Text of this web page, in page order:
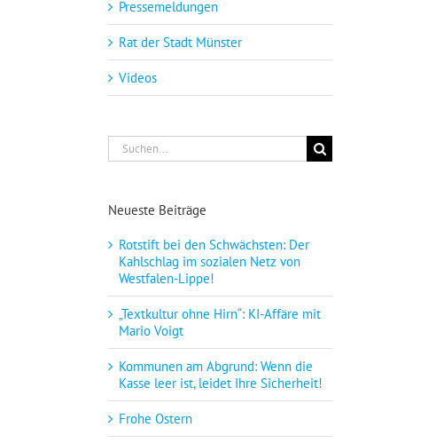
Pressemeldungen
Rat der Stadt Münster
Videos
Suche
nach:
Neueste Beiträge
Rotstift bei den Schwächsten: Der
Kahlschlag im sozialen Netz von
Westfalen-Lippe!
„Textkultur ohne Hirn“: KI-Affäre mit
Mario Voigt
Kommunen am Abgrund: Wenn die
Kasse leer ist, leidet Ihre Sicherheit!
Frohe Ostern